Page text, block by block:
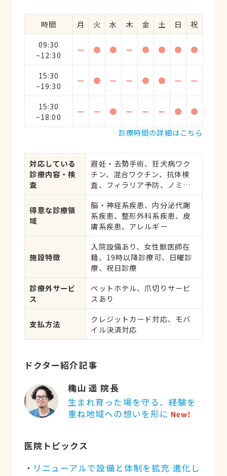
時間 月 火 水 木 金 土 日
祝
09:30
~12:30
ー ● ● ー ● ● ● ●
15:30
~19:30
ー ● ー ー ● ● ー ー
15:30
~18:00
ー ー ● ー ー ー ●
●
診療時間の詳細はこちら
対応している
診療内容・検
査
避妊・去勢手術、狂犬病ワク
チン、混合ワクチン、抗体検
査、フィラリア予防、ノミ・
応、健康診断、各種検査、外
科手術
得意な診療領
域
脳・神経系疾患、内分泌代謝
系疾患、整形外科系疾患、皮
膚系疾患、アレルギー
施設特徴
入院設備あり、女性獣医師在
籍、19時以降診療可、日曜診
療、祝日診療
診療外サービ
ス
ペットホテル、爪切りサービ
スあり
支払方法
クレジットカード対応、モバ
イル決済対応
ドクター紹介記事
穐山 遥 院長
生まれ育った場を守る、経験を
重ね地域への想いを形に
医院トピックス
リニューアルで設備と体制を拡充 進化し